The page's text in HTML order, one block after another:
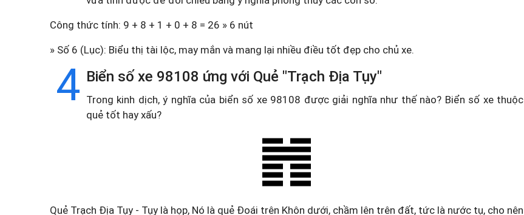
Công thức tính: 9 + 8 + 1 + 0 + 8 = 26 » 6 nút
» Số 6 (Lục): Biểu thị tài lộc, may mắn và mang lại nhiều điều tốt đẹp cho chủ xe.
4 Biển số xe 98108 ứng với Quẻ "Trạch Địa Tụy"
Trong kinh dịch, ý nghĩa của biển số xe 98108 được giải nghĩa như thế nào? Biển số xe thuộc
quẻ tốt hay xấu?
Quẻ Trạch Địa Tụy - Tụy là họp, Nó là quẻ Đoái trên Khôn dưới, chầm lên trên đất, tức là nước tụ, cho nên